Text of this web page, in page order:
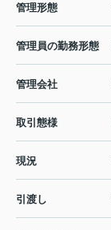
管理形態
管理員の勤務形態
管理会社
取引態様
現況
引渡し